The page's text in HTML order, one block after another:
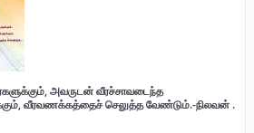
அவருடன் வீரச்சாவடைந்த
வீரவணக்கத்தைச் செலுத்த வேண்டும்.-நிலவன் .